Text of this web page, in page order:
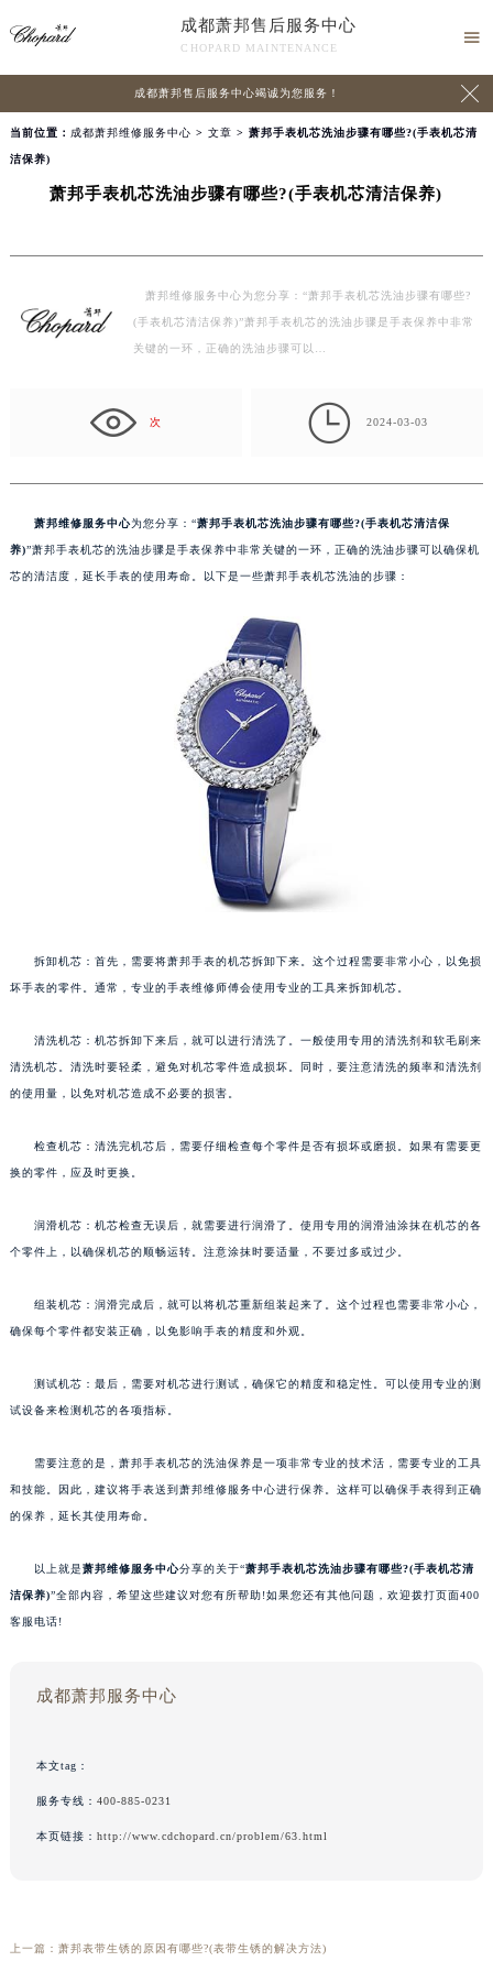
成都萧邦售后服务中心
CHOPARD MAINTENANCE

成都萧邦售后服务中心竭诚为您服务！ 
当前位置： 成都萧邦维修服务中心 > 文章 > 萧邦手表机芯洗油步骤有哪些?(手表机芯清
洁保养)
萧邦手表机芯洗油步骤有哪些?(手表机芯清洁保养)
萧邦维修服务中心为您分享：“萧邦手表机芯洗油步骤有哪些?
(手表机芯清洁保养)”萧邦手表机芯的洗油步骤是手表保养中非常
关键的一环，正确的洗油步骤可以…
次  2024-03-03
萧邦维修服务中心为您分享：“萧邦手表机芯洗油步骤有哪些?(手表机芯清洁保
养)”萧邦手表机芯的洗油步骤是手表保养中非常关键的一环，正确的洗油步骤可以确保机
芯的清洁度，延长手表的使用寿命。以下是一些萧邦手表机芯洗油的步骤：
拆卸机芯：首先，需要将萧邦手表的机芯拆卸下来。这个过程需要非常小心，以免损
坏手表的零件。通常，专业的手表维修师傅会使用专业的工具来拆卸机芯。
清洗机芯：机芯拆卸下来后，就可以进行清洗了。一般使用专用的清洗剂和软毛刷来
清洗机芯。清洗时要轻柔，避免对机芯零件造成损坏。同时，要注意清洗的频率和清洗剂
的使用量，以免对机芯造成不必要的损害。
检查机芯：清洗完机芯后，需要仔细检查每个零件是否有损坏或磨损。如果有需要更
换的零件，应及时更换。
润滑机芯：机芯检查无误后，就需要进行润滑了。使用专用的润滑油涂抹在机芯的各
个零件上，以确保机芯的顺畅运转。注意涂抹时要适量，不要过多或过少。
组装机芯：润滑完成后，就可以将机芯重新组装起来了。这个过程也需要非常小心，
确保每个零件都安装正确，以免影响手表的精度和外观。
测试机芯：最后，需要对机芯进行测试，确保它的精度和稳定性。可以使用专业的测
试设备来检测机芯的各项指标。
需要注意的是，萧邦手表机芯的洗油保养是一项非常专业的技术活，需要专业的工具
和技能。因此，建议将手表送到萧邦维修服务中心进行保养。这样可以确保手表得到正确
的保养，延长其使用寿命。
以上就是萧邦维修服务中心分享的关于“萧邦手表机芯洗油步骤有哪些?(手表机芯清
洁保养)”全部内容，希望这些建议对您有所帮助!如果您还有其他问题，欢迎拨打页面400
客服电话!
成都萧邦服务中心
本文tag：
服务专线： 400-885-0231
本页链接： http://www.cdchopard.cn/problem/63.html
上一篇： 萧邦表带生锈的原因有哪些?(表带生锈的解决方法)